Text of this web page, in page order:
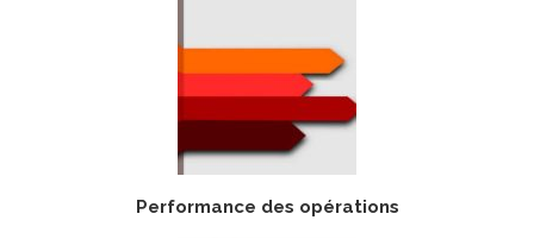
Performance des opérations